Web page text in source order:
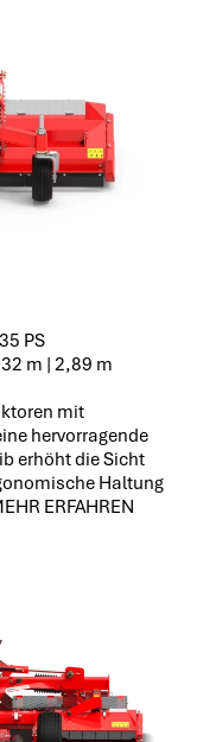
PS
m | 2,89 m
mit
hervorragende
erhöht die Sicht
Haltung
ERFAHREN